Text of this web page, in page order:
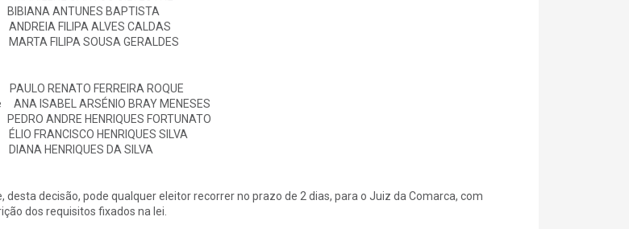
ANTUNES BAPTISTA
FILIPA ALVES CALDAS
FILIPA SOUSA GERALDES
RENATO FERREIRA ROQUE
ISABEL ARSÉNIO BRAY MENESES
ANDRE HENRIQUES FORTUNATO
FRANCISCO HENRIQUES SILVA
HENRIQUES DA SILVA
desta decisão, pode qualquer eleitor recorrer no prazo de 2 dias, para o Juiz da Comarca, com
dos requisitos fixados na lei.